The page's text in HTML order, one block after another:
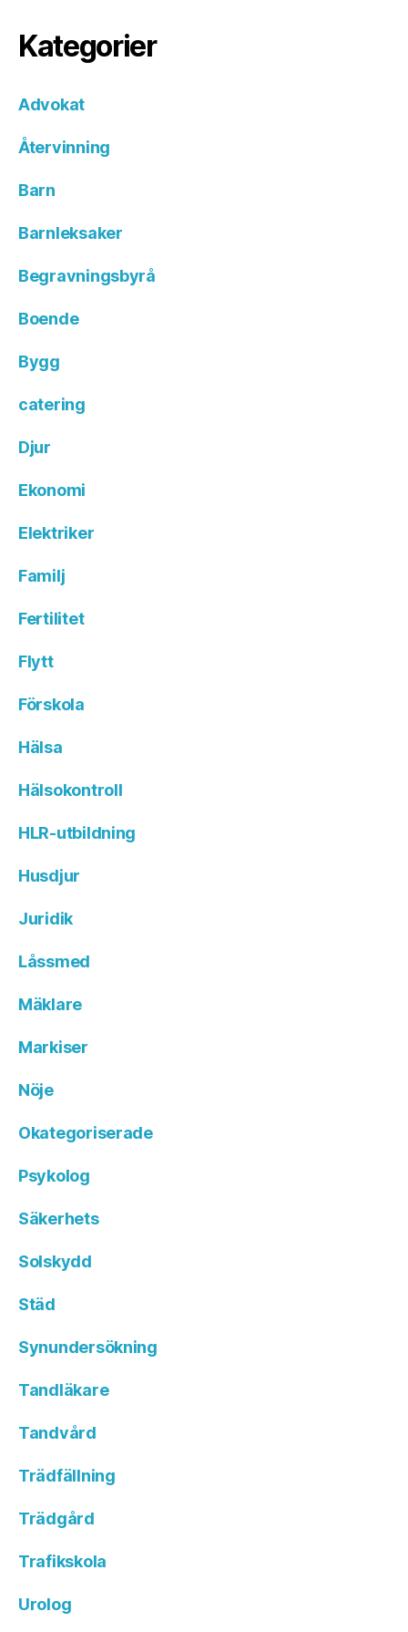
Kategorier
Advokat
Återvinning
Barn
Barnleksaker
Begravningsbyrå
Boende
Bygg
catering
Djur
Ekonomi
Elektriker
Familj
Fertilitet
Flytt
Förskola
Hälsa
Hälsokontroll
HLR-utbildning
Husdjur
Juridik
Låssmed
Mäklare
Markiser
Nöje
Okategoriserade
Psykolog
Säkerhets
Solskydd
Städ
Synundersökning
Tandläkare
Tandvård
Trädfällning
Trädgård
Trafikskola
Urolog